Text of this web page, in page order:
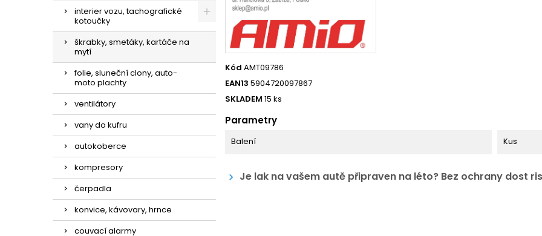
interier vozu, tachografické
kotoučky
škrabky, smetáky, kartáče na
mytí
folie, sluneční clony, auto-
moto plachty
ventilátory
vany do kufru
autokoberce
kompresory
čerpadla
konvice, kávovary, hrnce
couvací alarmy
Kód AMT09786
EAN13 5904720097867
SKLADEM 15 ks
Parametry
Balení Kus
keyboard_arrow_right Je lak na vašem autě připraven na léto? Bez ochrany dost